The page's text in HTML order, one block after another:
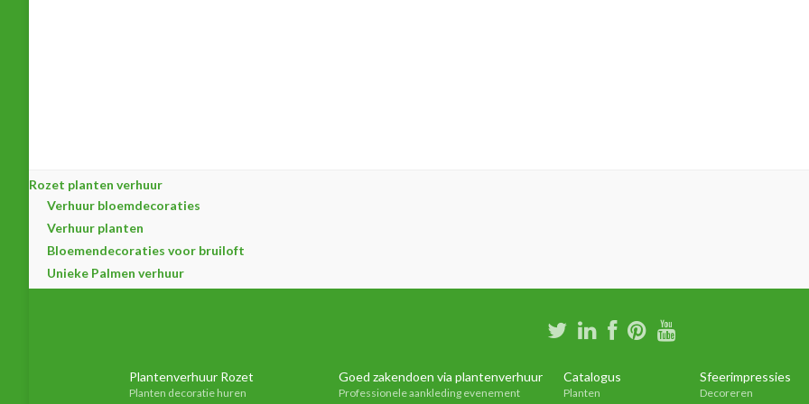
Rozet planten verhuur
Verhuur bloemdecoraties
Verhuur planten
Bloemendecoraties voor bruiloft
Unieke Palmen verhuur
Plantenverhuur Rozet
Planten decoratie huren
Goed zakendoen via plantenverhuur
Professionele aankleding evenement
Catalogus
Planten
Sfeerimpressies
Decoreren